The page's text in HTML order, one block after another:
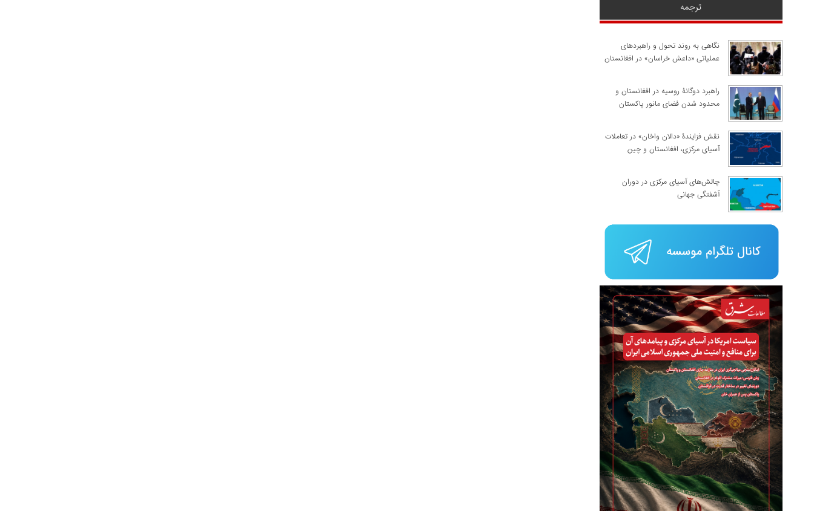
ترجمه
نگاهی به روند تحول و راهبردهای
عملیاتی «داعش خراسان» در افغانستان
راهبرد دوگانۀ روسیه در افغانستان و
محدود شدن فضای مانور پاکستان
نقش فزایندۀ «دالان واخان» در تعاملات
آسیای مرکزی، افغانستان و چین
چالش‌های آسیای مرکزی در دوران
آشفتگی جهانی